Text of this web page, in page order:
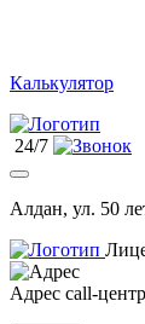
Калькулятор
24/7
Алдан, ул. 50
Адрес call-